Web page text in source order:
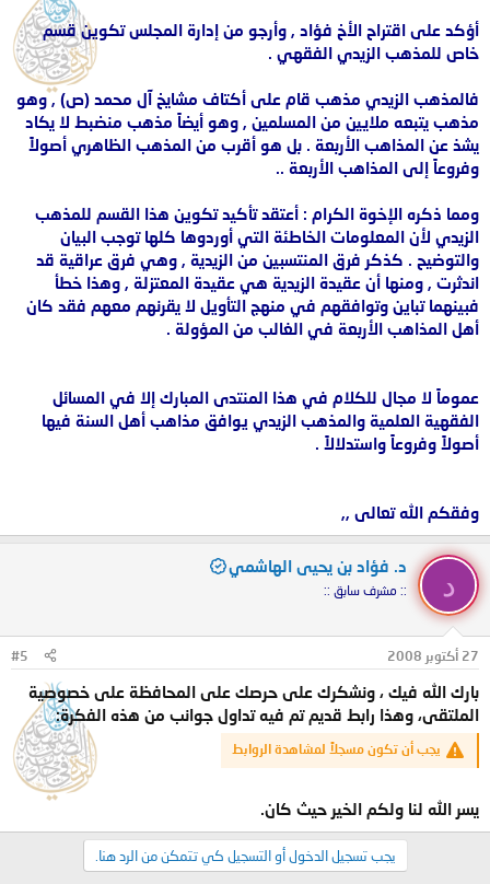
أؤكد على اقتراح الأخ فؤاد , وأرجو من إدارة المجلس تكوين قسم
خاص للمذهب الزيدي الفقهي .
فالمذهب الزيدي مذهب قام على أكتاف مشايخ آل محمد (ص) , وهو
مذهب يتبعه ملايين من المسلمين , وهو أيضاً مذهب منضبط لا يكاد
يشذ عن المذاهب الأربعة . بل هو أقرب من المذهب الظاهري أصولاً
وفروعاً إلى المذاهب الأربعة ..
ومما ذكره الإخوة الكرام : أعتقد تأكيد تكوين هذا القسم للمذهب
الزيدي لأن المعلومات الخاطئة التي أوردوها كلها توجب البيان
والتوضيح . كذكر فرق المنتسبين من الزيدية , وهي فرق عراقية قد
اندثرت , ومنها أن عقيدة الزيدية هي عقيدة المعتزلة , وهذا خطأ
فبينهما تباين وتوافقهم في منهج التأويل لا يقرنهم معهم فقد كان
أهل المذاهب الأربعة في الغالب من المؤولة .
عموماً لا مجال للكلام في هذا المنتدى المبارك إلا في المسائل
الفقهية العلمية والمذهب الزيدي يوافق مذاهب أهل السنة فيها
أصولاً وفروعاً واستدلالاً .
وفقكم الله تعالى ,,
د
د. فؤاد بن يحيى الهاشمي
:: مشرف سابق ::
27 أكتوبر 2008 #5
بارك الله فيك ، ونشكرك على حرصك على المحافظة على خصوصية
الملتقى، وهذا رابط قديم تم فيه تداول جوانب من هذه الفكرة:
يجب أن تكون مسجلاً لمشاهدة الروابط
يسر الله لنا ولكم الخير حيث كان.
يجب تسجيل الدخول أو التسجيل كي تتمكن من الرد هنا.